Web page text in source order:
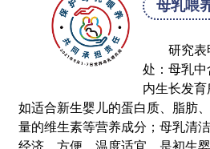
母乳喂
研究表
处：母乳中
内生长发育
如适合新生婴儿的蛋白质、脂肪
量的维生素等营养成分；母乳清
经济、方便、温度适宜，是初生